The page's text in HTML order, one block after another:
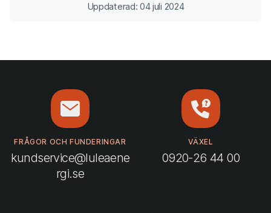
Uppdaterad: 04 juli 2024
FRÅGOR OCH FUNDERINGAR
kundservice@luleaene
rgi.se
VÄXEL
0920-26 44 00